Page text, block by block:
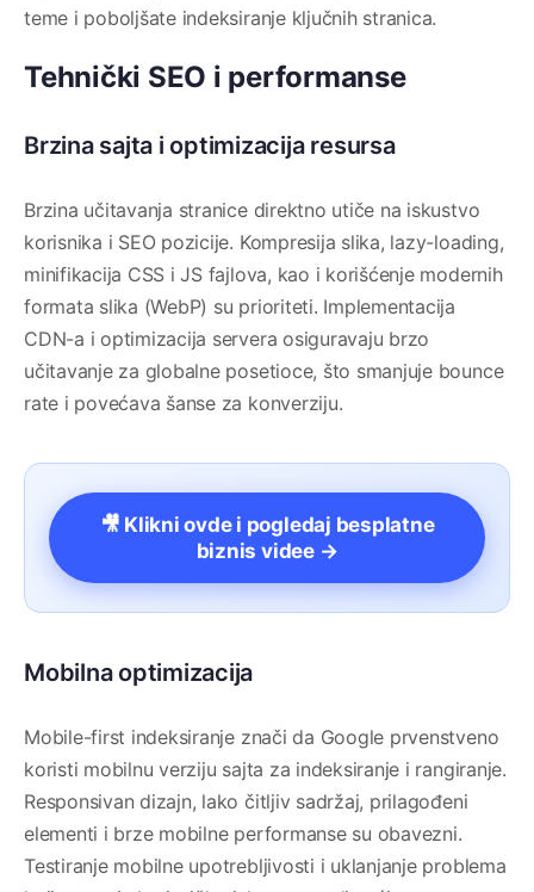
teme i poboljšate indeksiranje ključnih stranica.
Tehnički SEO i performanse
Brzina sajta i optimizacija resursa
Brzina učitavanja stranice direktno utiče na iskustvo
korisnika i SEO pozicije. Kompresija slika, lazy-loading,
minifikacija CSS i JS fajlova, kao i korišćenje modernih
formata slika (WebP) su prioriteti. Implementacija
CDN-a i optimizacija servera osiguravaju brzo
učitavanje za globalne posetioce, što smanjuje bounce
rate i povećava šanse za konverziju.
🎥 Klikni ovde i pogledaj besplatne
biznis videe →
Mobilna optimizacija
Mobile-first indeksiranje znači da Google prvenstveno
koristi mobilnu verziju sajta za indeksiranje i rangiranje.
Responsivan dizajn, lako čitljiv sadržaj, prilagođeni
elementi i brze mobilne performanse su obavezni.
Testiranje mobilne upotrebljivosti i uklanjanje problema